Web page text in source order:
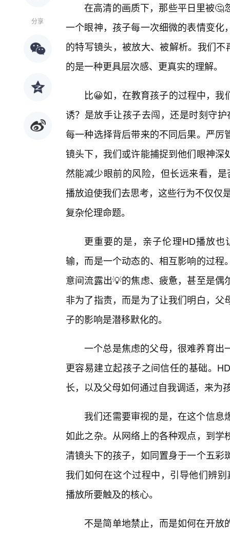
分享
在高清的画质下，那些平日里被🤔
一个眼神，孩子每一次细微的表情变
的特写镜头，被放大、被解析。我们
的是一种更具层次感、更真实的理解。
比😀如，在教育孩子的过程中，
诱？是放手让孩子去闯，还是时刻守
每一种选择背后带来的不同后果。严
镜头下，我们或许能捕捉到他们眼神
然能减少眼前的风险，但长远来看，
播放迫使我们去思考，这些行为不仅仅
复杂伦理命题。
更重要的是，亲子伦理HD播放
输，而是一个动态的、相互影响的过
意间流露出💡的焦虑、疲惫，甚至是
非为了指责，而是为了让我们明白，
子的影响是潜移默化的。
一个总是焦虑的父母，很难养育出
更容易建立起孩子之间信任的基础。
长，以及父母如何通过自我调适，来为
我们还需要审视的是，在这个信
如此之杂。从网络上的各种观点，到
清镜头下的孩子，如同置身于一个五
我们如何在这个过程中，引导他们辨
播放所要触及的核心。
不是简单地禁止，而是如何在开